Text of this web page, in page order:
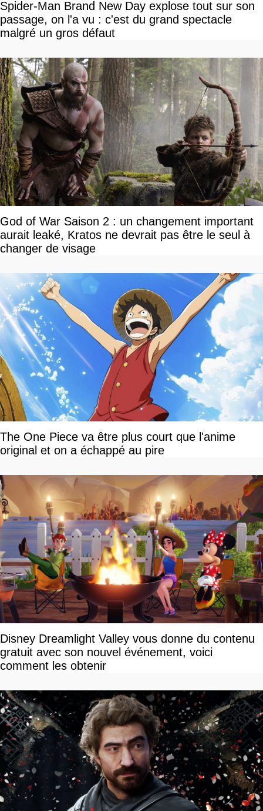
Spider-Man Brand New Day explose tout sur son
passage, on l'a vu : c'est du grand spectacle
malgré un gros défaut
God of War Saison 2 : un changement important
aurait leaké, Kratos ne devrait pas être le seul à
changer de visage
The One Piece va être plus court que l'anime
original et on a échappé au pire
Disney Dreamlight Valley vous donne du contenu
gratuit avec son nouvel événement, voici
comment les obtenir